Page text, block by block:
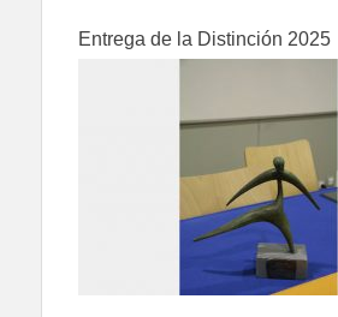
Entrega de la Distinción 2025